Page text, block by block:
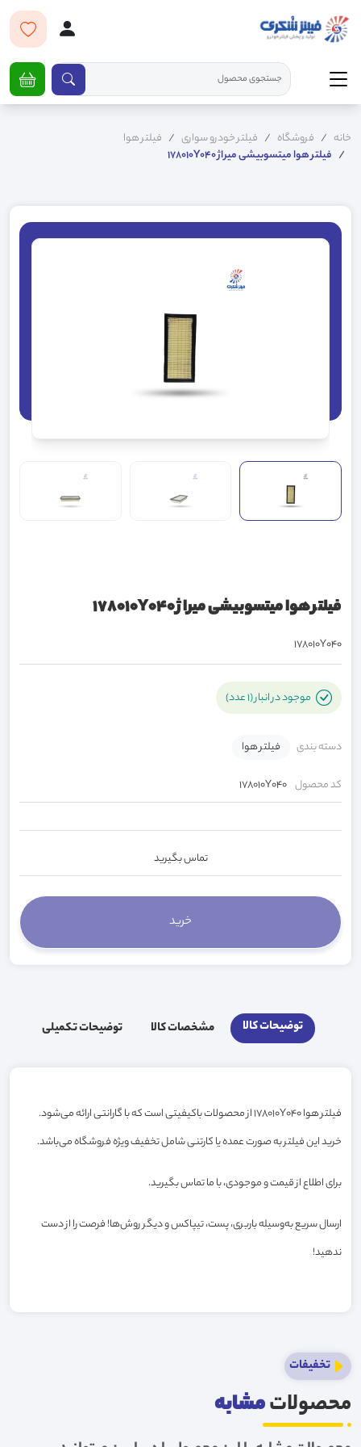
خانه فروشگاه فیلتر خودرو سواری
فیلتر هوا
فیلتر هوا میتسوبیشی میراژ 178010Y040
فیلتر هوا میتسوبیشی میراژ 178010Y040
178010Y040
موجود در انبار (1 عدد)
دسته بندی فیلتر هوا
کد محصول 178010Y040
تماس بگیرید
توضیحات کالا مشخصات کالا توضیحات تکمیلی
فیلتر هوا 178010Y040 از محصولات باکیفیتی است که با گارانتی ارائه می‌شود.
خرید این فیلتر به صورت عمده یا کارتنی شامل تخفیف ویژه فروشگاه می‌باشد.
برای اطلاع از قیمت و موجودی، با ما تماس بگیرید.
ارسال سریع به‌وسیله باربری، پست، تیپاکس و دیگر روش‌ها! فرصت را از دست
ندهید!
تخفیفات
محصولاتمشابه